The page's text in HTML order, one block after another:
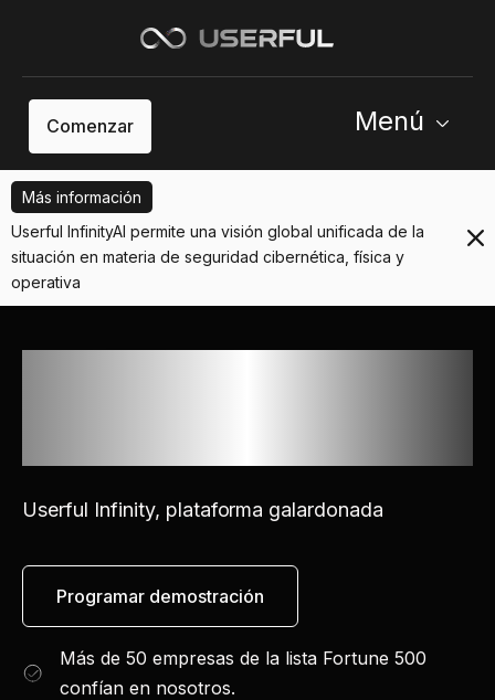
Comenzar Menú
Más información
Userful InfinityAI permite una visión global unificada de la
situación en materia de seguridad cibernética, física y
operativa
Userful Infinity, plataforma galardonada
Programar demostración
Más de 50 empresas de la lista Fortune 500
confían en nosotros.